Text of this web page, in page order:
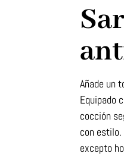
Añade un
Equipado
cocción
con
excepto